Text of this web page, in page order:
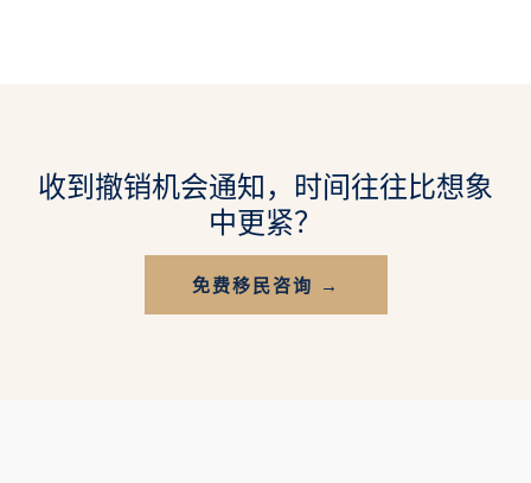
收到撤销机会通知，时间往往比想象
中更紧？
免费移民咨询 →